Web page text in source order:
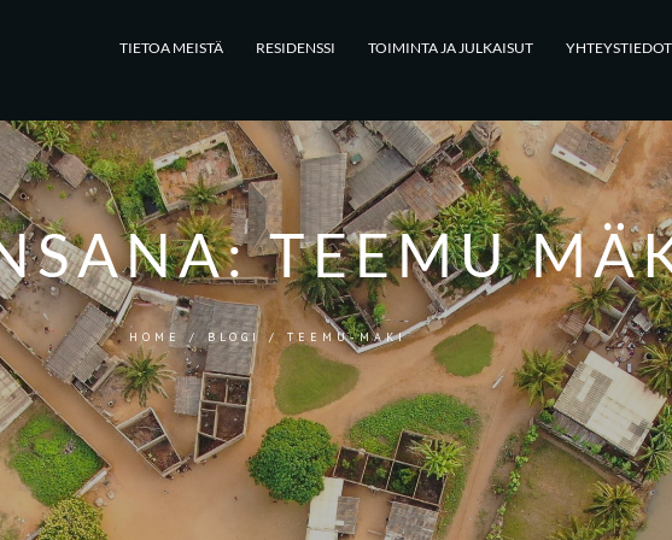
TIETOA MEISTÄ RESIDENSSI TOIMINTA JA JULKAISUT YHTEYSTIEDOT
TEEMU
HOME /BLOGI / TEEMU-MAKI